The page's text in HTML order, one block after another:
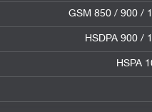
GSM 850 / 900 /
HSDPA 900 /
HSPA